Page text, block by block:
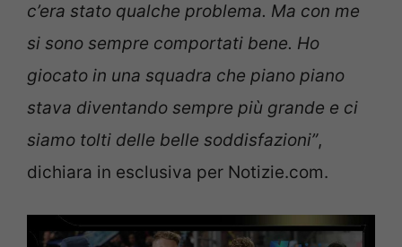
c’era stato qualche problema. Ma con me
si sono sempre comportati bene. Ho
giocato in una squadra che piano piano
stava diventando sempre più grande e ci
siamo tolti delle belle soddisfazioni”,
dichiara in esclusiva per Notizie.com.